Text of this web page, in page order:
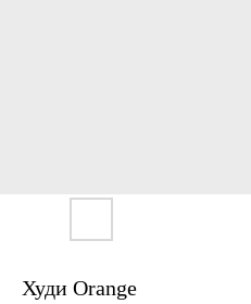
Худи Orange